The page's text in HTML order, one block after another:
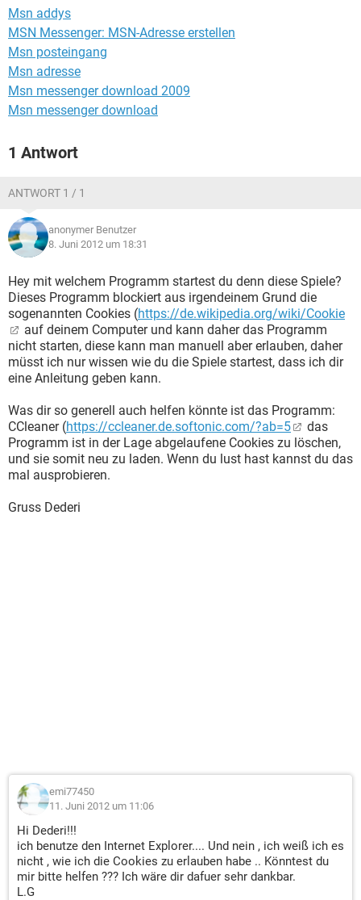
Msn addys
MSN Messenger: MSN-Adresse erstellen
Msn posteingang
Msn adresse
Msn messenger download 2009
Msn messenger download
1 Antwort
ANTWORT 1 / 1
anonymer Benutzer
8. Juni 2012 um 18:31
Hey mit welchem Programm startest du denn diese Spiele?
Dieses Programm blockiert aus irgendeinem Grund die
sogenannten Cookies (https://de.wikipedia.org/wiki/Cookie
auf deinem Computer und kann daher das Programm
nicht starten, diese kann man manuell aber erlauben, daher
müsst ich nur wissen wie du die Spiele startest, dass ich dir
eine Anleitung geben kann.
Was dir so generell auch helfen könnte ist das Programm:
CCleaner (https://ccleaner.de.softonic.com/?ab=5
das
Programm ist in der Lage abgelaufene Cookies zu löschen,
und sie somit neu zu laden. Wenn du lust hast kannst du das
mal ausprobieren.
Gruss Dederi
emi77450
11. Juni 2012 um 11:06
Hi Dederi!!!
ich benutze den Internet Explorer.... Und nein , ich weiß ich es
nicht , wie ich die Cookies zu erlauben habe .. Könntest du
mir bitte helfen ??? Ich wäre dir dafuer sehr dankbar.
L.G